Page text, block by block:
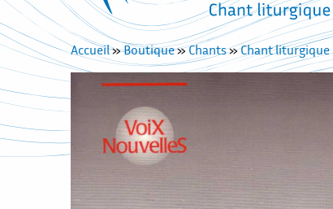
Accueil»Boutique»Chants»Chant liturgique